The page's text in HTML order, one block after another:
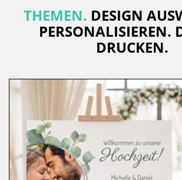
THEMEN. DESIGN
PERSONALISIEREN.
DRUCKEN.